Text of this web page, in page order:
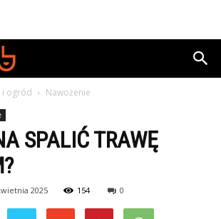
i ogród Nawożenie
SPALIĆ TRAWĘ
2025 154 0